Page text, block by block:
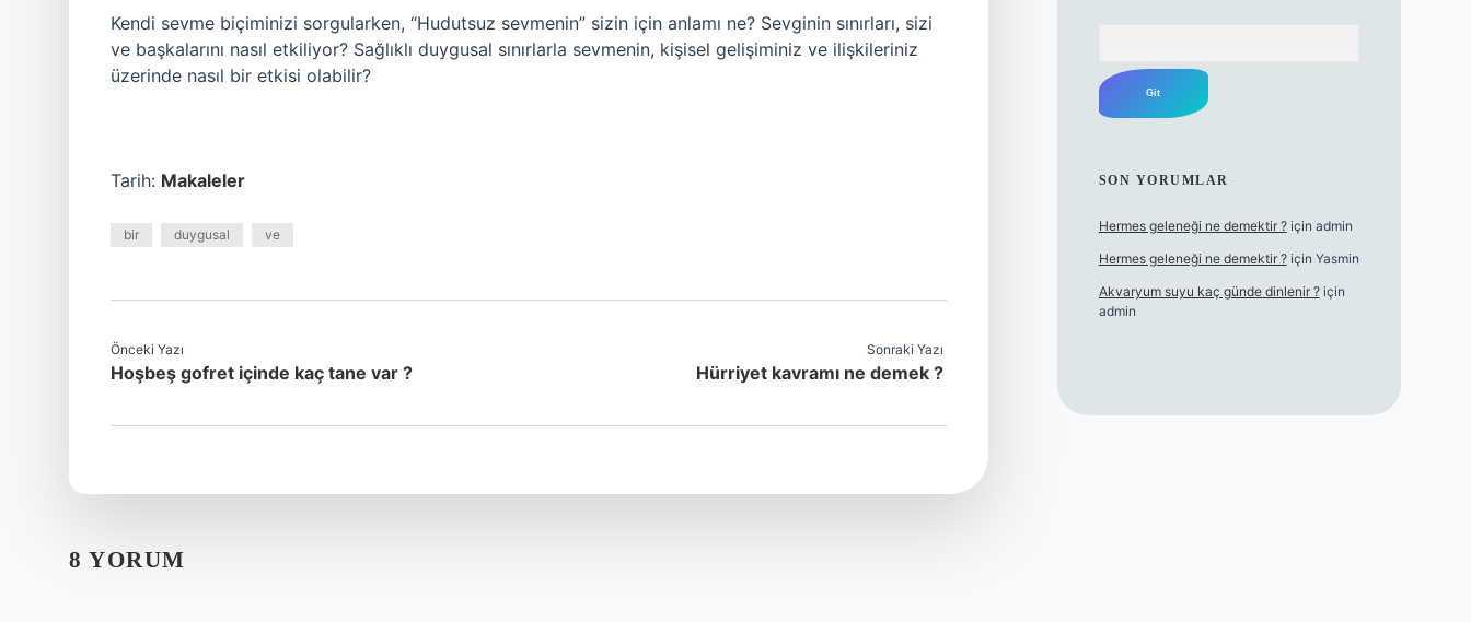
Kendi sevme biçiminizi sorgularken, “Hudutsuz sevmenin” sizin için anlamı ne? Sevginin sınırları, sizi
ve başkalarını nasıl etkiliyor? Sağlıklı duygusal sınırlarla sevmenin, kişisel gelişiminiz ve ilişkileriniz
üzerinde nasıl bir etkisi olabilir?
Tarih: Makaleler
bir duygusal ve
Önceki Yazı
Hoşbeş gofret içinde kaç tane var ?
Sonraki Yazı
Hürriyet kavramı ne demek ?
8 YORUM
SON YORUMLAR
Hermes geleneği ne demektir ?için admin
Hermes geleneği ne demektir ?için Yasmin
Akvaryum suyu kaç günde dinlenir ?için
admin